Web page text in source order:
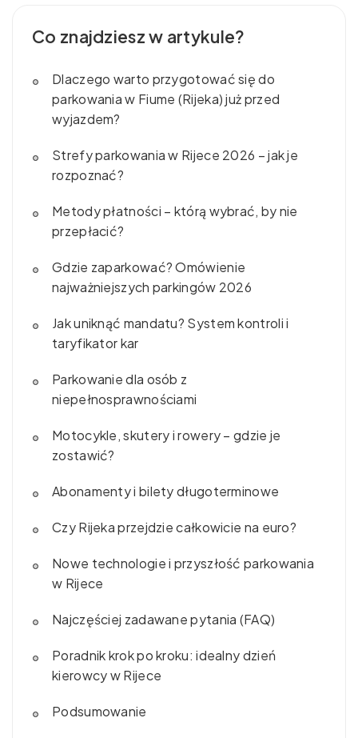
Co znajdziesz w artykule?
Dlaczego warto przygotować się do
parkowania w Fiume (Rijeka) już przed
wyjazdem?
Strefy parkowania w Rijece 2026 – jak je
rozpoznać?
Metody płatności – którą wybrać, by nie
przepłacić?
Gdzie zaparkować? Omówienie
najważniejszych parkingów 2026
Jak uniknąć mandatu? System kontroli i
taryfikator kar
Parkowanie dla osób z
niepełnosprawnościami
Motocykle, skutery i rowery – gdzie je
zostawić?
Abonamenty i bilety długoterminowe
Czy Rijeka przejdzie całkowicie na euro?
Nowe technologie i przyszłość parkowania
w Rijece
Najczęściej zadawane pytania (FAQ)
Poradnik krok po kroku: idealny dzień
kierowcy w Rijece
Podsumowanie